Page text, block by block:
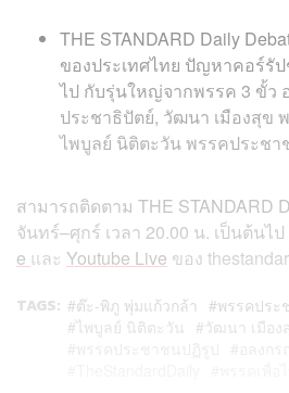
THE STANDARD Daily
ของประเทศไทย ปัญหาคอร์รั
ไป กับรุ่นใหญ่จากพรรค 3 ขั้ว
ประชาธิปัตย์, วัฒนา เมืองสุข
ไพบูลย์ นิติตะวัน พรรคประช
สามารถติดตาม THE STANDARD
จันทร์–ศุกร์ เวลา 20.00 น. เป็นต้นไป
e และ Youtube Live ของ
TAGS: ต๊ะ-พิภู พุ่มแก้วกล้า
พรรคประ
ไพบูลย์ นิติตะวัน
วัฒนา เมือง